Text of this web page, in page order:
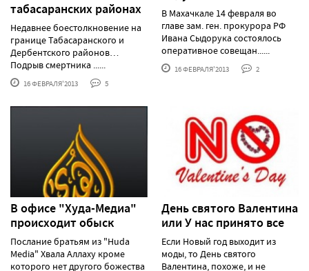
табасаранских районах
Недавнее боестолкновение на
границе Табасаранского и
Дербентского районов…
Подрыв смертника ......
16 ФЕВРАЛЯ'2013 5
В Махачкале 14 февраля во
главе зам. ген. прокурора РФ
Ивана Сыдорука состоялось
оперативное совещан......
16 ФЕВРАЛЯ'2013 2
В офисе "Худа-Медиа"
происходит обыск
Послание братьям из "Huda
Media" Хвала Аллаху кроме
которого нет другого божества
День святого Валентина
или У нас принято все
Если Новый год выходит из
моды, то День святого
Валентина, похоже, и не